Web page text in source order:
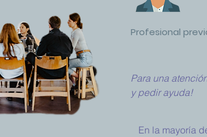
Profesional
Para una
y pedir ayuda!
En la mayoría